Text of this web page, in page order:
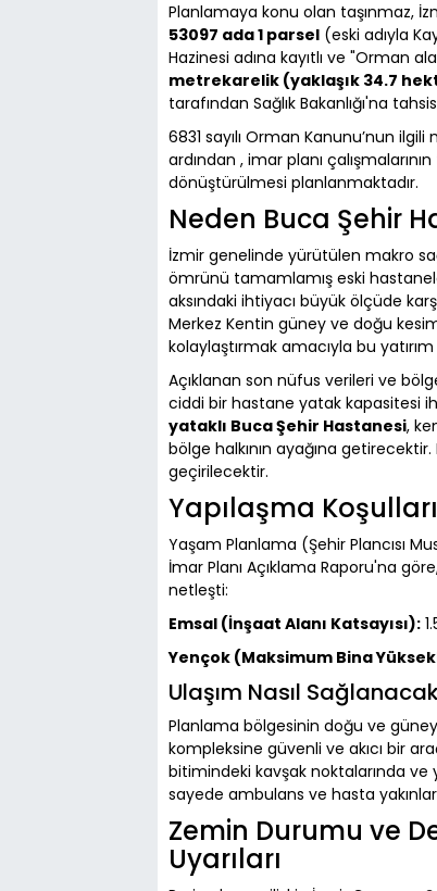
Planlamaya konu olan taşınmaz,
53097 ada 1 parsel (eski adıyla
Hazinesi adına kayıtlı ve "Orman
metrekarelik (yaklaşık 34.7
tarafından Sağlık Bakanlığı'na
6831 sayılı Orman Kanunu’nun
ardından , imar planı
dönüştürülmesi planlanmaktadır.
Neden Buca Şehir
İzmir genelinde yürütülen makro
ömrünü tamamlamış eski
aksındaki ihtiyacı büyük ölçüde
Merkez Kentin güney ve doğu
kolaylaştırmak amacıyla bu yatırım
Açıklanan son nüfus verileri ve
ciddi bir hastane yatak kapasitesi
yataklı Buca Şehir Hastanesi,
bölge halkının ayağına getirecektir.
geçirilecektir.
Yapılaşma
Yaşam Planlama (Şehir Plancısı
İmar Planı Açıklama Raporu'na
netleşti:
Emsal (İnşaat Alanı Katsayısı):
Yençok (Maksimum Bina
Ulaşım Nasıl
Planlama bölgesinin doğu ve
kompleksine güvenli ve akıcı bir
bitimindeki kavşak noktalarında
sayede ambulans ve hasta
Zemin Durumu ve
Uyarıları